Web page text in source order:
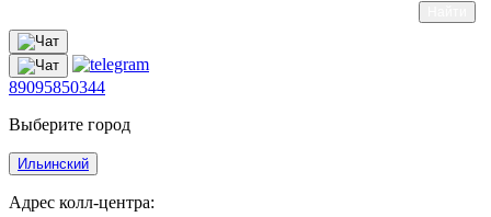
89095850344
Выберите город
Ильинский
Адрес колл-центра: